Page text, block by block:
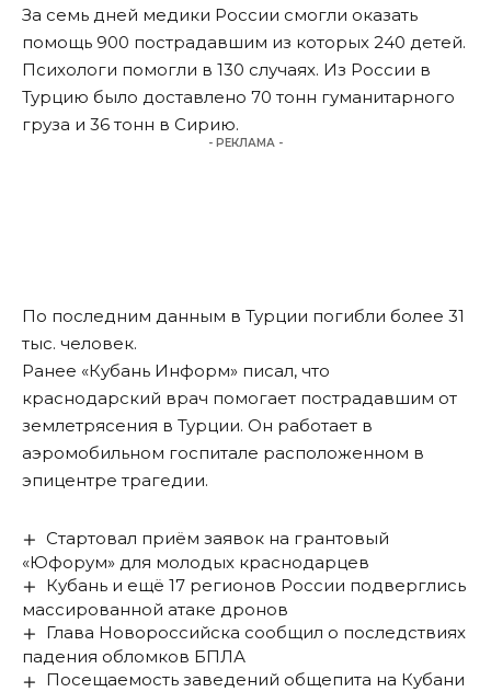
За семь дней медики России смогли оказать
помощь 900 пострадавшим из которых 240 детей.
Психологи помогли в 130 случаях. Из России в
Турцию было доставлено 70 тонн гуманитарного
груза и 36 тонн в Сирию.
- РЕКЛАМА -
По последним данным в Турции погибли более 31
тыс. человек.
Ранее «Кубань Информ» писал, что
краснодарский врач помогает пострадавшим от
землетрясения в Турции. Он работает в
аэромобильном госпитале расположенном в
эпицентре трагедии.
Стартовал приём заявок на грантовый
«Юфорум» для молодых краснодарцев
Кубань и ещё 17 регионов России подверглись
массированной атаке дронов
Глава Новороссийска сообщил о последствиях
падения обломков БПЛА
Посещаемость заведений общепита на Кубани